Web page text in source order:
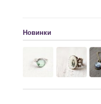
Новинки